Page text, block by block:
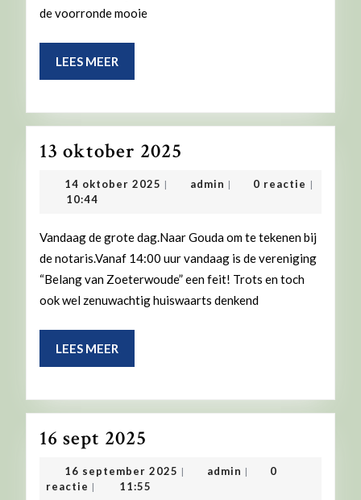
de voorronde mooie
LEES MEER
MEER
13 oktober 2025
oktober
14 oktober 2025 14
| admin admin
| 0 reactie |
10:44
Vandaag de grote dag.Naar Gouda om te tekenen bij
de notaris.Vanaf 14:00 uur vandaag is de vereniging
“Belang van Zoeterwoude” een feit! Trots en toch
ook wel zenuwachtig huiswaarts denkend
LEES MEER
MEER
16 sept 2025
sept
2025
16 september 2025 16
| admin admin
|
0
reactie | 11:55